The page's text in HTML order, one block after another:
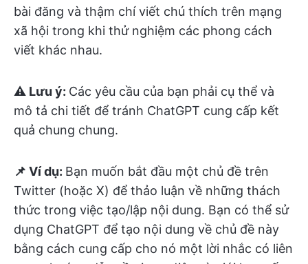
bài đăng và thậm chí viết chú thích trên mạng
xã hội trong khi thử nghiệm các phong cách
viết khác nhau.
⚠️ Lưu ý: Các yêu cầu của bạn phải cụ thể và
mô tả chi tiết để tránh ChatGPT cung cấp kết
quả chung chung.
📌 Ví dụ: Bạn muốn bắt đầu một chủ đề trên
Twitter (hoặc X) để thảo luận về những thách
thức trong việc tạo/lập nội dung. Bạn có thể sử
dụng ChatGPT để tạo nội dung về chủ đề này
bằng cách cung cấp cho nó một lời nhắc có liên